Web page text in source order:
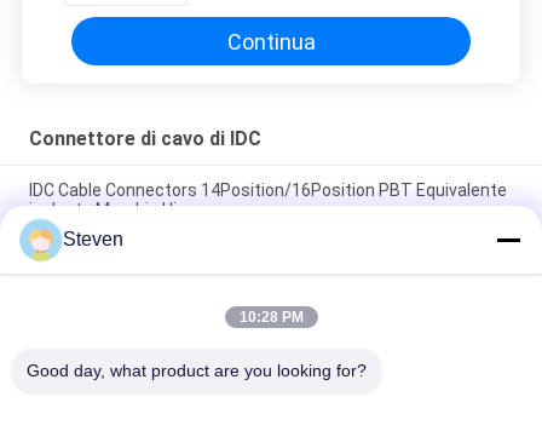
Continua
Connettore di cavo di IDC
IDC Cable Connectors 14Position/16Position PBT Equivalente
isolante Marchio Hirose
Ejector Header IDC Cable Connector 2.54 mm Con Latch Gold
Flash 2.0 AMP Current Rating
Trasmissione del segnale 1.27 mm Pitch IDC Connector, Dual
Steven
10:28 PM
Good day, what product are you looking for?